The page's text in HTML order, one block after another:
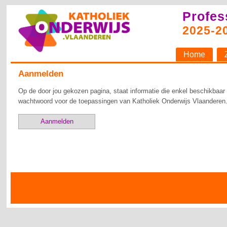
2025-
Home
Aanmelden
Op de door jou gekozen pagina, staat informatie die enkel
wachtwoord voor de toepassingen van Katholiek Onderwijs
Aanmelden